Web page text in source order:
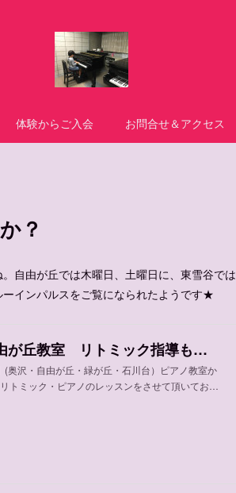
体験からご入会 お問合せ＆アクセス
？
自由が丘では木曜日、土曜日に、東雪谷では
インパルスをご覧になられたようです★
ブルーインパルスです―自由が丘教室 リトミック指導も可ー加並先生のコラム
奥沢・自由が丘・緑が丘・石川台）ピアノ教室か
トミック・ピアノのレッスンをさせて頂いてお…